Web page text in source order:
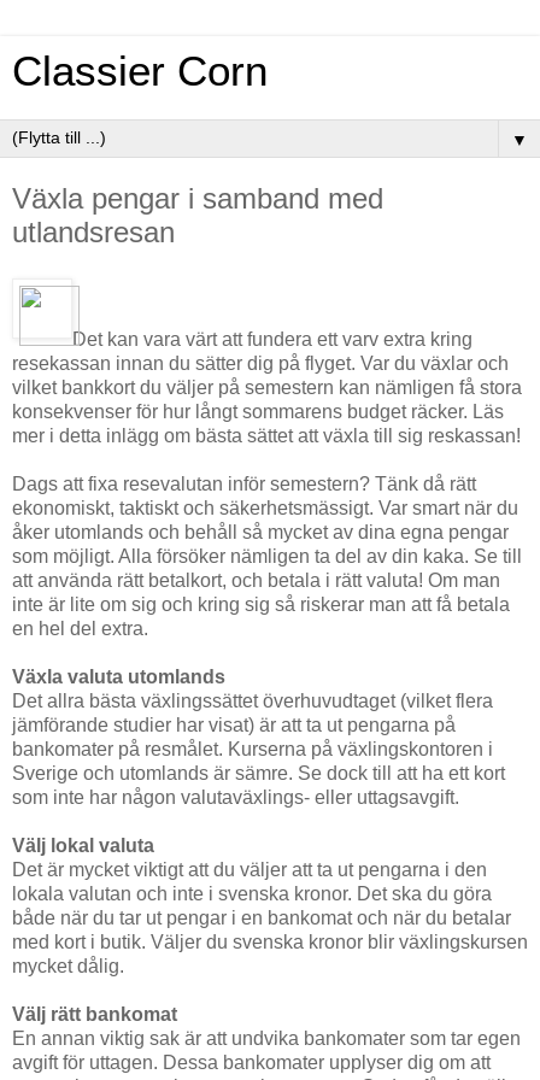
Classier Corn
▼
Växla pengar i samband med
utlandsresan
Det kan vara värt att fundera ett varv extra kring
resekassan innan du sätter dig på flyget. Var du växlar och
vilket bankkort du väljer på semestern kan nämligen få stora
konsekvenser för hur långt sommarens budget räcker. Läs
mer i detta inlägg om bästa sättet att växla till sig reskassan!
Dags att fixa resevalutan inför semestern? Tänk då rätt
ekonomiskt, taktiskt och säkerhetsmässigt. Var smart när du
åker utomlands och behåll så mycket av dina egna pengar
som möjligt. Alla försöker nämligen ta del av din kaka. Se till
att använda rätt betalkort, och betala i rätt valuta! Om man
inte är lite om sig och kring sig så riskerar man att få betala
en hel del extra.
Växla valuta utomlands
Det allra bästa växlingssättet överhuvudtaget (vilket flera
jämförande studier har visat) är att ta ut pengarna på
bankomater på resmålet. Kurserna på växlingskontoren i
Sverige och utomlands är sämre. Se dock till att ha ett kort
som inte har någon valutaväxlings- eller uttagsavgift.
Välj lokal valuta
Det är mycket viktigt att du väljer att ta ut pengarna i den
lokala valutan och inte i svenska kronor. Det ska du göra
både när du tar ut pengar i en bankomat och när du betalar
med kort i butik. Väljer du svenska kronor blir växlingskursen
mycket dålig.
Välj rätt bankomat
En annan viktig sak är att undvika bankomater som tar egen
avgift för uttagen. Dessa bankomater upplyser dig om att